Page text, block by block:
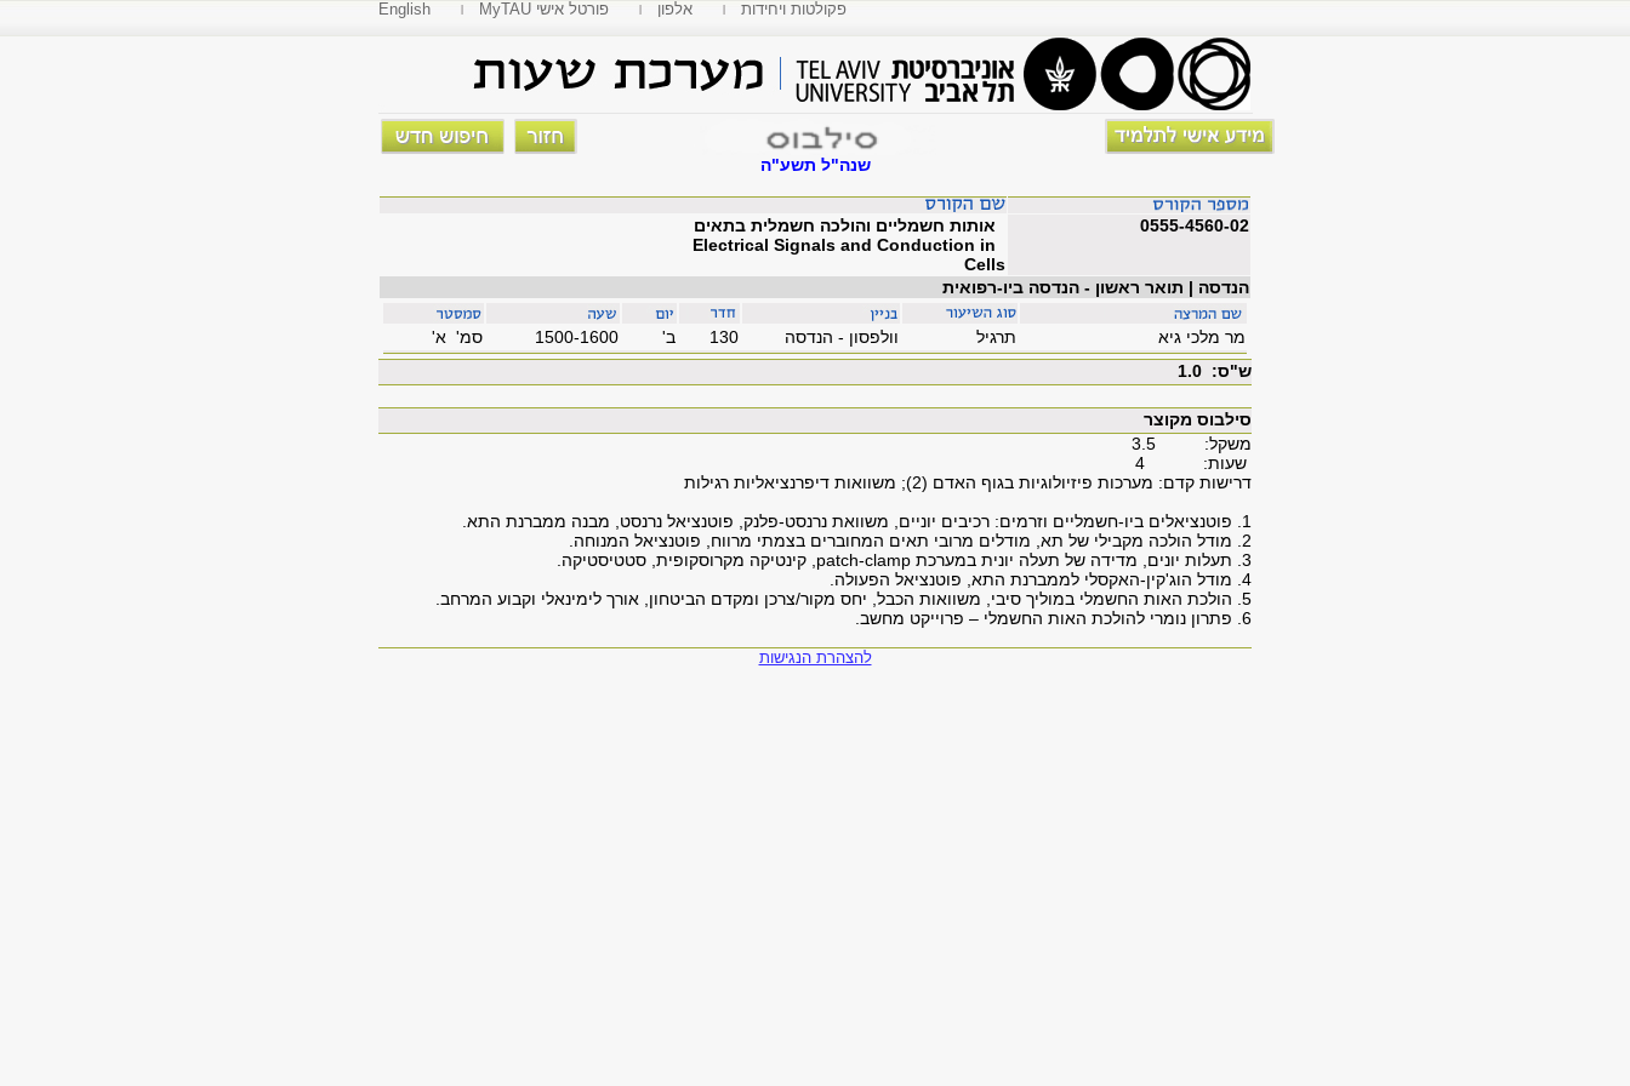
English MyTAU פורטל אישי אלפון פקולטות ויחידות
שנה"ל תשע"ה
אותות חשמליים והולכה חשמלית בתאים
Electrical Signals and Conduction in
Cells
0555-4560-02
הנדסה | תואר ראשון - הנדסה ביו-רפואית
סמ' א' 1500-1600 'ב 130 וולפסון - הנדסה תרגיל
מר מלכי גיא
ש"ס: 1.0
סילבוס מקוצר
משקל: 3.5
שעות: 4
דרישות קדם: מערכות פיזיולוגיות בגוף האדם (2); משוואות דיפרנציאליות רגילות
1. פוטנציאלים ביו-חשמליים וזרמים: רכיבים יוניים, משוואת נרנסט-פלנק, פוטנציאל נרנסט, מבנה ממברנת התא.
2. מודל הולכה מקבילי של תא, מודלים מרובי תאים המחוברים בצמתי מרווח, פוטנציאל המנוחה.
3. תעלות יונים, מדידה של תעלה יונית במערכת patch-clamp, קינטיקה מקרוסקופית, סטטיסטיקה.
4. מודל הוג'קין-האקסלי לממברנת התא, פוטנציאל הפעולה.
5. הולכת האות החשמלי במוליך סיבי, משוואות הכבל, יחס מקור/צרכן ומקדם הביטחון, אורך לימינאלי וקבוע המרחב.
6. פתרון נומרי להולכת האות החשמלי – פרוייקט מחשב.
להצהרת הנגישות